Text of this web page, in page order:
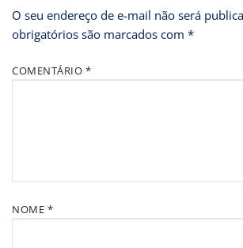
O seu endereço de e-mail não será
obrigatórios são marcados com *
COMENTÁRIO *
NOME *